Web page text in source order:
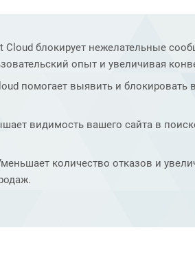
Cloud блокирует нежелательные
опыт и увеличивая
помогает выявить и
видимость вашего сайта в
количество отказов и